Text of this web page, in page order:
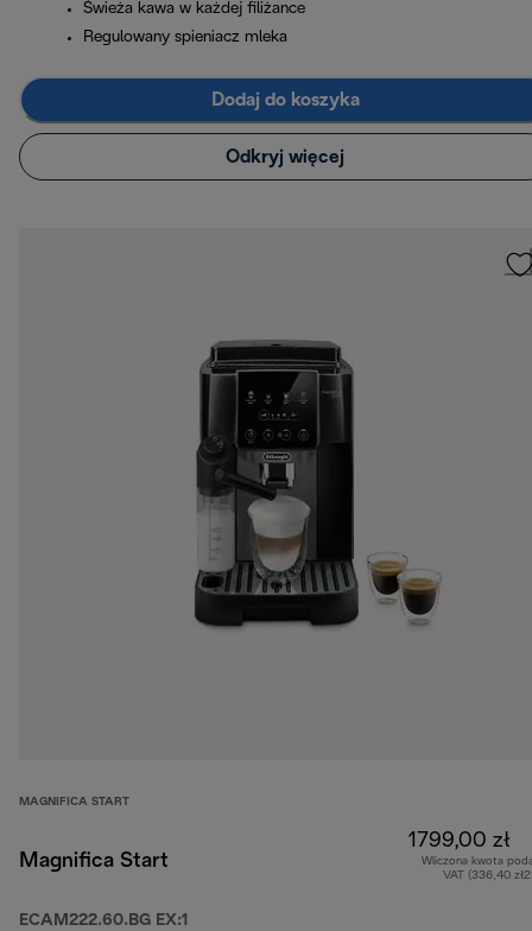
Świeża kawa w każdej filiżance
Regulowany spieniacz mleka
Dodaj do koszyka
Odkryj więcej
MAGNIFICA START
Magnifica Start
ECAM222.60.BG EX:1
1799,00 zł
Wliczona kwota
VAT (336,40